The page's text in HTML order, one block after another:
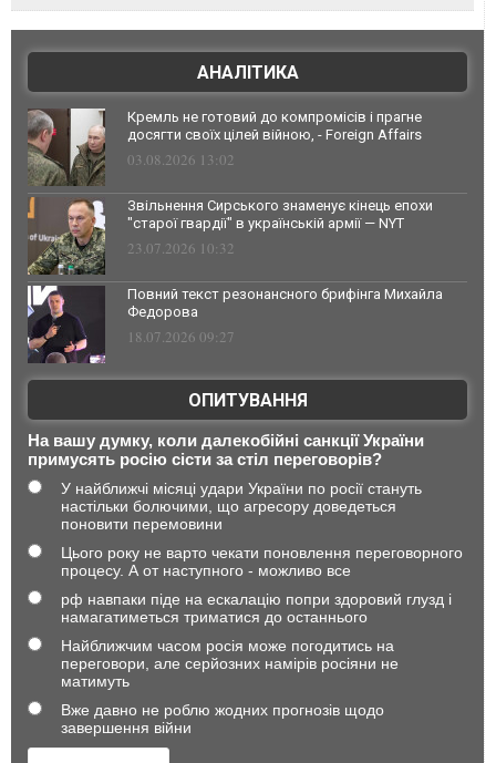
АНАЛІТИКА
Кремль не готовий до компромісів і прагне
досягти своїх цілей війною, - Foreign Affairs
03.08.2026 13:02
Звільнення Сирського знаменує кінець епохи
"старої гвардії" в українській армії — NYT
23.07.2026 10:32
Повний текст резонансного брифінга Михайла
Федорова
18.07.2026 09:27
ОПИТУВАННЯ
На вашу думку, коли далекобійні санкції України
примусять росію сісти за стіл переговорів?
У найближчі місяці удари України по росії стануть
настільки болючими, що агресору доведеться
поновити перемовини
Цього року не варто чекати поновлення переговорного
процесу. А от наступного - можливо все
рф навпаки піде на ескалацію попри здоровий глузд і
намагатиметься триматися до останнього
Найближчим часом росія може погодитись на
переговори, але серйозних намірів росіяни не
матимуть
Вже давно не роблю жодних прогнозів щодо
завершення війни